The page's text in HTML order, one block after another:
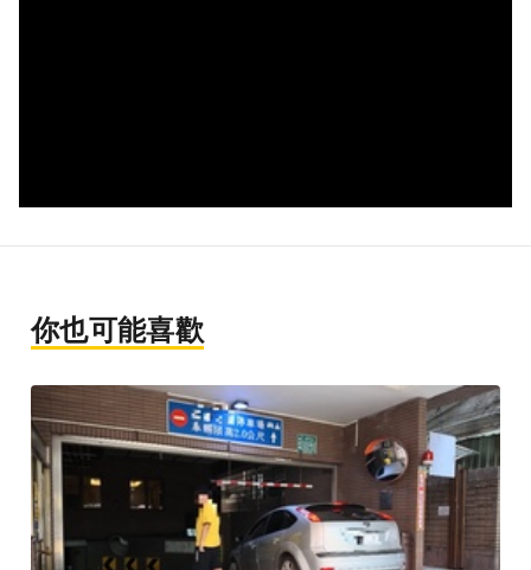
你也可能喜歡